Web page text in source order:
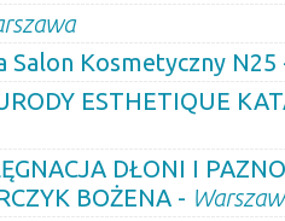
Salon Kosmetyczny
ESTHETIQUE
DŁONI I
BOŻENA -